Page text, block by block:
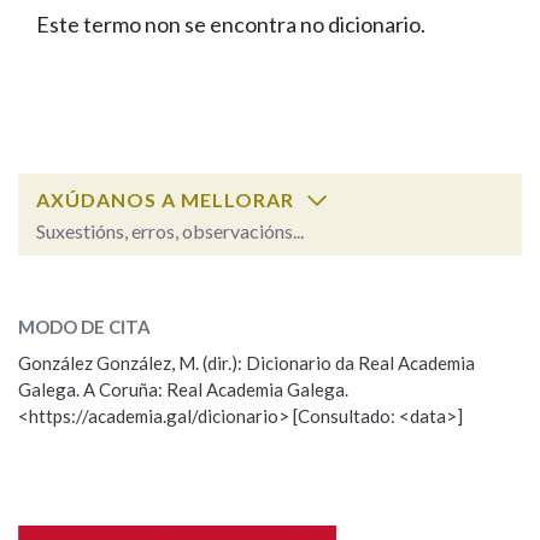
FIGURAS HOMENAXEADAS
PORTAL DAS PALABRAS
Facebook
TwitterYoutubeInstagram
Bluesky
BUSCAR NOS LEMAS
Remata por
BUSCAR NO CONTIDO
Nas definicións
Este termo non se encontra no dicionario.
AXÚDANOS A MELLORAR
Suxestións, erros, observacións...
Observación
Nome
MODO DE CITA
González González, M. (dir.): Dicionario da Real Academia
Galega. A Coruña: Real Academia Galega.
<https://academia.gal/dicionario> [Consultado: <data>]